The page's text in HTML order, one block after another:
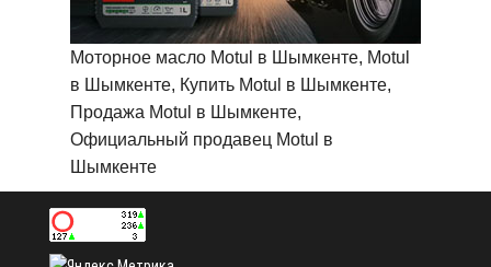
Моторное масло Motul в Шымкенте, Motul
в Шымкенте, Купить Motul в Шымкенте,
Продажа Motul в Шымкенте,
Официальный продавец Motul в
Шымкенте